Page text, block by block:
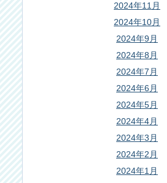
2024年11月
2024年10月
2024年9月
2024年8月
2024年7月
2024年6月
2024年5月
2024年4月
2024年3月
2024年2月
2024年1月